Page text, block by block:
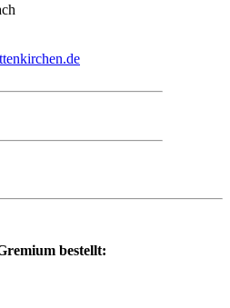
bestellt: